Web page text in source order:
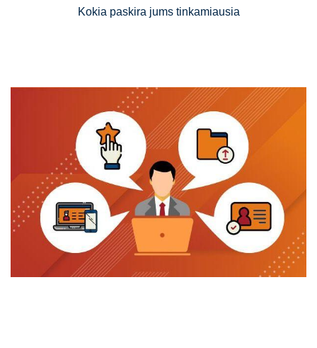
Kokia paskira jums tinkamiausia